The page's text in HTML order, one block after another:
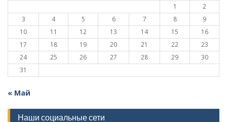
1
2
3
4 5 6 7 8
9
10
11 12 13 14 15
16
17
18 19 20 21 22
23
24
25 26 27 28 29
30
31
« Май
Наши социальные сети